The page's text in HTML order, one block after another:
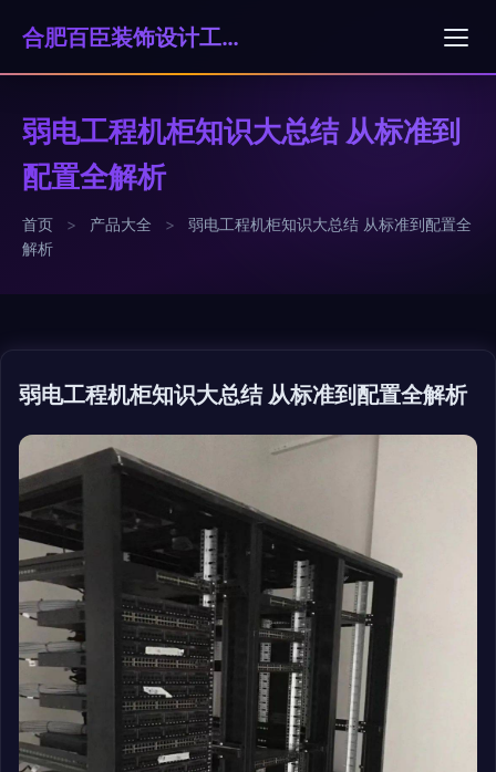
合肥百臣装饰设计工程有限公司
弱电工程机柜知识大总结 从标准到
配置全解析
首页 > 产品大全 >
弱电工程机柜知识大总结 从标准到配置全
解析
弱电工程机柜知识大总结 从标准到配置全解析